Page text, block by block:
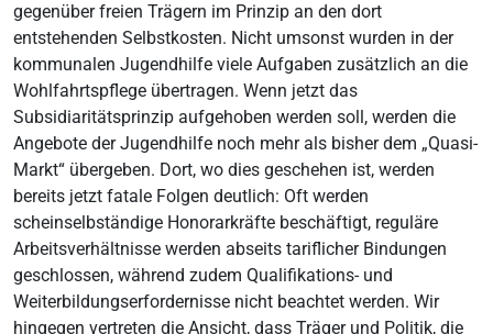
gegenüber freien Trägern im Prinzip an den dort
entstehenden Selbstkosten. Nicht umsonst wurden in der
kommunalen Jugendhilfe viele Aufgaben zusätzlich an die
Wohlfahrtspflege übertragen. Wenn jetzt das
Subsidiaritätsprinzip aufgehoben werden soll, werden die
Angebote der Jugendhilfe noch mehr als bisher dem „Quasi-
Markt“ übergeben. Dort, wo dies geschehen ist, werden
bereits jetzt fatale Folgen deutlich: Oft werden
scheinselbständige Honorarkräfte beschäftigt, reguläre
Arbeitsverhältnisse werden abseits tariflicher Bindungen
geschlossen, während zudem Qualifikations- und
Weiterbildungserfordernisse nicht beachtet werden. Wir
hingegen vertreten die Ansicht, dass Träger und Politik, die